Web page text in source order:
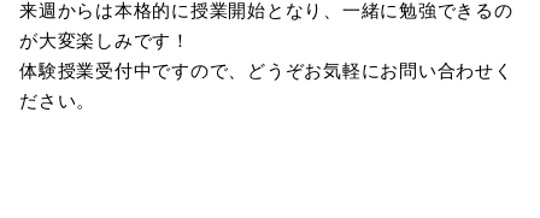
来週からは本格的に授業開始となり、一緒に勉強できるの
が大変楽しみです！
体験授業受付中ですので、どうぞお気軽にお問い合わせく
ださい。